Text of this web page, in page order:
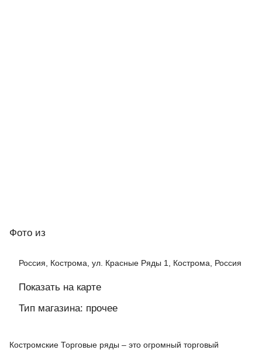
Фото из
Россия, Кострома, ул. Красные Ряды 1, Кострома, Россия
Показать на карте
Тип магазина: прочее
Костромские Торговые ряды – это огромный торговый